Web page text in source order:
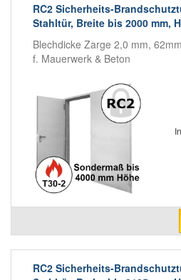
RC2 Sicherheits-
Stahltür, Breite bis 2000 mm,
Blechdicke Zarge 2,0 mm,
f. Mauerwerk & Beton
RC2 Sicherheits-